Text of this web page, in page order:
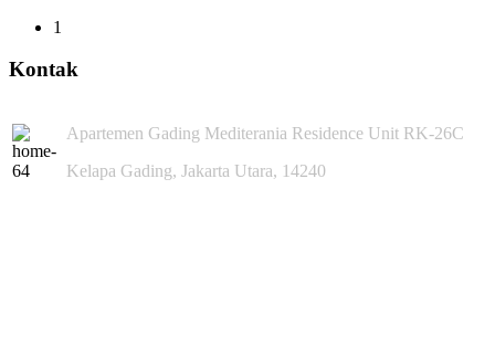
1
Kontak
Apartemen Gading Mediterania Residence Unit RK-26C
Kelapa Gading, Jakarta Utara, 14240